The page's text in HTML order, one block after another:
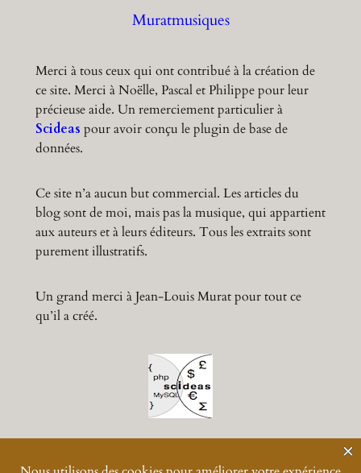
Muratmusiques
Merci à tous ceux qui ont contribué à la création de
ce site. Merci à Noëlle, Pascal et Philippe pour leur
précieuse aide. Un remerciement particulier à
Scideas pour avoir conçu le plugin de base de
données.
Ce site n’a aucun but commercial. Les articles du
blog sont de moi, mais pas la musique, qui appartient
aux auteurs et à leurs éditeurs. Tous les extraits sont
purement illustratifs.
Un grand merci à Jean-Louis Murat pour tout ce
qu’il a créé.